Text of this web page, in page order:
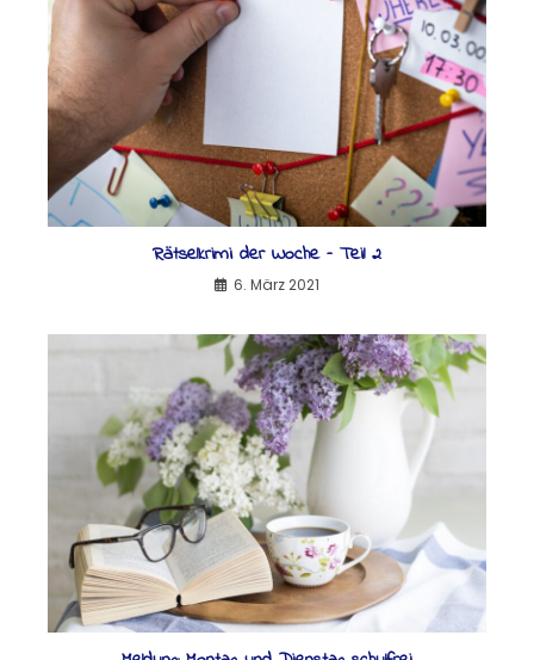
Rätselkrimi der Woche – Teil 2
6. März 2021